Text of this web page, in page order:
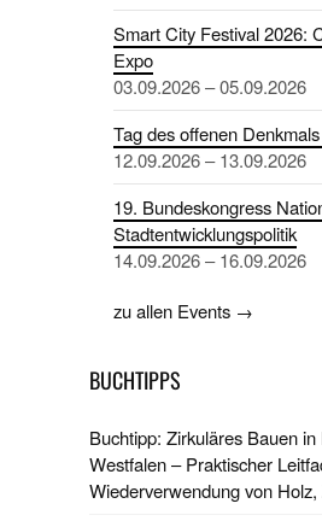
Smart City Festival 2026:
Expo
03.09.2026 – 05.09.2026
Tag des offenen
12.09.2026 – 13.09.2026
19. Bundeskongress
Stadtentwicklungspolitik
14.09.2026 – 16.09.2026
zu allen Events →
BUCHTIPPS
Buchtipp: Zirkuläres Bauen
Westfalen – Praktischer
Wiederverwendung von